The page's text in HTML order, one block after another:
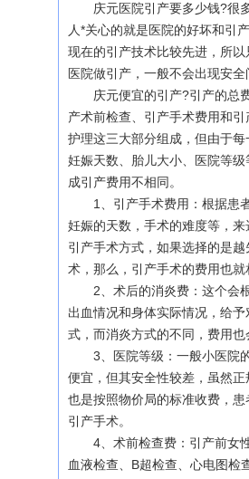
庆元医院引产要多少钱?很
人*关心的就是医院的好坏和引
现在的引产技术比较先进，所以
医院做引产，一般不会出现安全
庆元便宜的引产?引产的总费
产术前检查、引产手术费用和
护理这三大部分组成，但由于每
妊娠天数、胎儿大小、医院等级
成引产费用不相同。
1、引产手术费用：根据患者
妊娠的天数，手术的难度等，来
引产手术方式，如果选择的是
术，那么，引产手术的费用也就
2、术后的消炎费：这个会
出血情况和身体实际情况，给
式，而消炎方式的不同，费用也
3、医院等级：一般小医院
便宜，但其安全性较差，虽然
也是按照物价局的标准收费，
引产手术。
4、术前检查费：引产前女
血液检查、B超检查、心电图检